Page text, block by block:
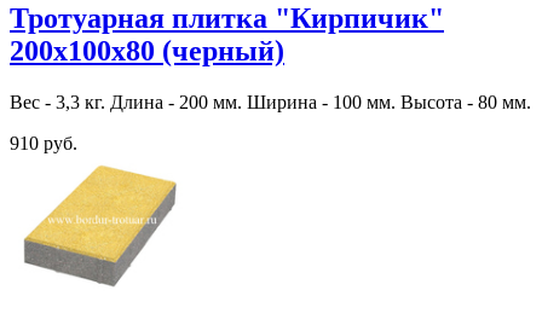
Тротуарная плитка "Кирпичик"
200х100х80 (черный)
Вес - 3,3 кг. Длина - 200 мм. Ширина - 100 мм. Высота - 80 мм.
910 руб.